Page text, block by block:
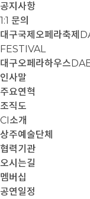
공지사항
1:1 문의
대구국제오페라축제
FESTIVAL
대구오페라하우스
인사말
주요연혁
조직도
CI소개
상주예술단체
협력기관
오시는길
멤버십
공연일정